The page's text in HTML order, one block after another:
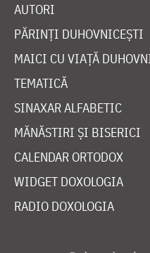
AUTORI
PĂRINȚI DUHOVNICEȘTI
MAICI CU VIAȚĂ
TEMATICĂ
SINAXAR ALFABETIC
MĂNĂSTIRI ȘI BISERICI
CALENDAR ORTODOX
WIDGET DOXOLOGIA
RADIO DOXOLOGIA